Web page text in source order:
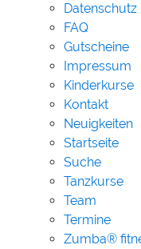
Datenschutz
FAQ
Gutscheine
Impressum
Kinderkurse
Kontakt
Neuigkeiten
Startseite
Suche
Tanzkurse
Team
Termine
Zumba®